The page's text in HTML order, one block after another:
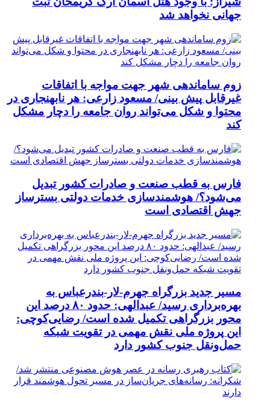
جهانی نخواهد شد
زوم ساماندهی شهر جهت مواجه با اتفاقات
غیرقابل پیش بینی/ مسعود زارعی: هر نابهنجاری در
محتوا و شکل می‌تواند روان جامعه را دچار مشکل
کند
فارس به قطب صنعت و صادرات کشور تبدیل
می‌شود؟/ هوشمندسازی خدمات دولتی بسترساز
جهش اقتصادی است
مسیر جدید بزرگراه جهرم-لار-بندرعباس به
بهره‌برداری رسید/ عبدالهی: حدود ۸۰ درصد این
محور بزرگراهی تکمیل شده است/ رضایی‌کوچی:
این پروژه ملی نقش مهمی در تقویت شبکه
حمل‌ونقل جنوب کشور دارد